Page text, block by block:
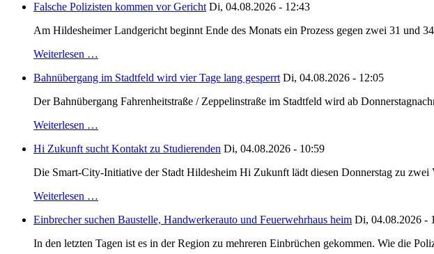
Falsche Polizisten kommen vor Gericht Di, 04.08.2026 - 12:43
Am Hildesheimer Landgericht beginnt Ende des Monats ein Prozess gegen zwei 31 und
Weiterlesen …
Bahnübergang im Stadtfeld wird vier Tage lang gesperrt Di, 04.08.2026 - 12:05
Der Bahnübergang Fahrenheitstraße / Zeppelinstraße im Stadtfeld wird ab
Weiterlesen …
Hi Zukunft sucht Kontakt zu Studierenden Di, 04.08.2026 - 10:59
Die Smart-City-Initiative der Stadt Hildesheim Hi Zukunft lädt diesen Donnerstag zu
Weiterlesen …
Einbrecher suchen Baustelle, Handwerkerauto und Feuerwehrhaus heim Di, 04.08.2026 -
In den letzten Tagen ist es in der Region zu mehreren Einbrüchen gekommen. Wie die